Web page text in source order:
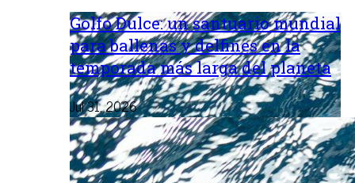
Golfo Dulce: un santuario mundial
para ballenas y delfines en la
temporada más larga del planeta
Jul 31, 2026